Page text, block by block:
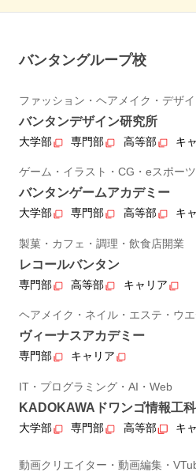
バンタングループ校
ファッション・ヘアメイク・デザ
バンタンデザイン研究所
大学部 専門部 高等部 キ
ゲーム・イラスト・CG・eスポーツ
バンタンゲームアカデミー
大学部 専門部 高等部 キ
製菓・カフェ・調理・飲食店開業
レコールバンタン
専門部 高等部 キャリア
ヘアメイク・ネイル・エステ・ウ
ヴィーナスアカデミー
専門部 キャリア
IT・プログラミング・AI・Web
KADOKAWAドワンゴ情報工
大学部 専門部 高等部 キ
動画クリエイター・動画編集・